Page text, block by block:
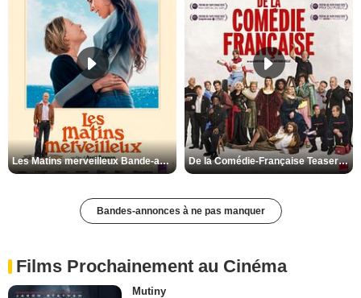
Les Matins merveilleux Bande-annonce VF De la Comédie-Française Teaser VF
Bandes-annonces à ne pas manquer
Films Prochainement au Cinéma
Mutiny